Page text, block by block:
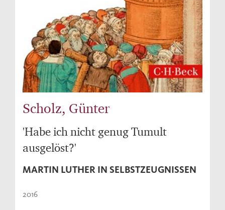
Scholz, Günter
'Habe ich nicht genug Tumult
ausgelöst?'
MARTIN LUTHER IN SELBSTZEUGNISSEN
2016